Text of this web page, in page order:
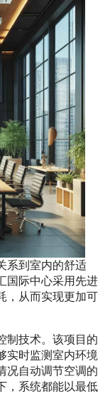
系到室内的舒适
国际中心采用先进
，从而实现更加可
制技术。该项目的
实时监测室内环境
况自动调节空调的
，系统都能以最低